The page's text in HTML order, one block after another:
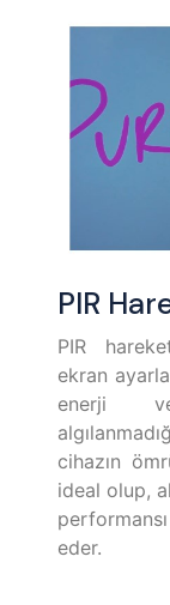
PIR
PIR
ekran
enerji
cihazın
ideal olup,
eder.